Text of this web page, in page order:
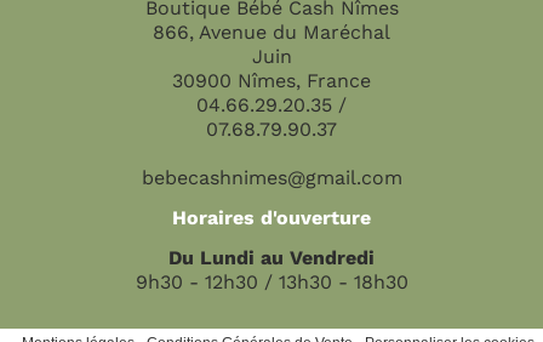
Boutique Bébé Cash Nîmes
866, Avenue du Maréchal
Juin
30900 Nîmes, France
04.66.29.20.35 /
07.68.79.90.37
bebecashnimes@gmail.com
Horaires d'ouverture
Du Lundi au Vendredi
9h30 - 12h30 / 13h30 - 18h30